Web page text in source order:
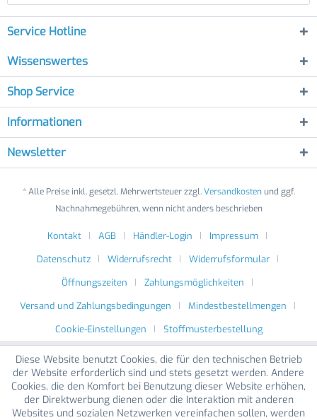
Service Hotline
Wissenswertes
Shop Service
Informationen
Newsletter
* Alle Preise inkl. gesetzl. Mehrwertsteuer zzgl.Versandkostenund ggf.
Nachnahmegebühren, wenn nicht anders beschrieben
Kontakt AGB Händler-Login
Impressum
Datenschutz
Widerrufsrecht
Widerrufsformular
Öffnungszeiten
Zahlungsmöglichkeiten
Versand und Zahlungsbedingungen
Mindestbestellmengen
Cookie-Einstellungen
Stoffmusterbestellung
Diese Website benutzt Cookies, die für den technischen Betrieb
der Website erforderlich sind und stets gesetzt werden. Andere
Cookies, die den Komfort bei Benutzung dieser Website erhöhen,
der Direktwerbung dienen oder die Interaktion mit anderen
Websites und sozialen Netzwerken vereinfachen sollen, werden